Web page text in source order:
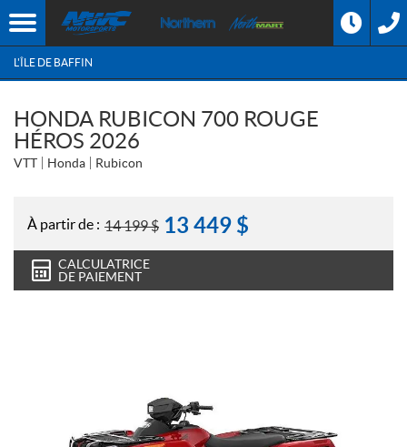
L'ÎLE DE BAFFIN
HONDA RUBICON 700 ROUGE
HÉROS 2026
VTT Honda Rubicon
À partir de : 14 199$ 13 449 $
CALCULATRICE
DE PAIEMENT